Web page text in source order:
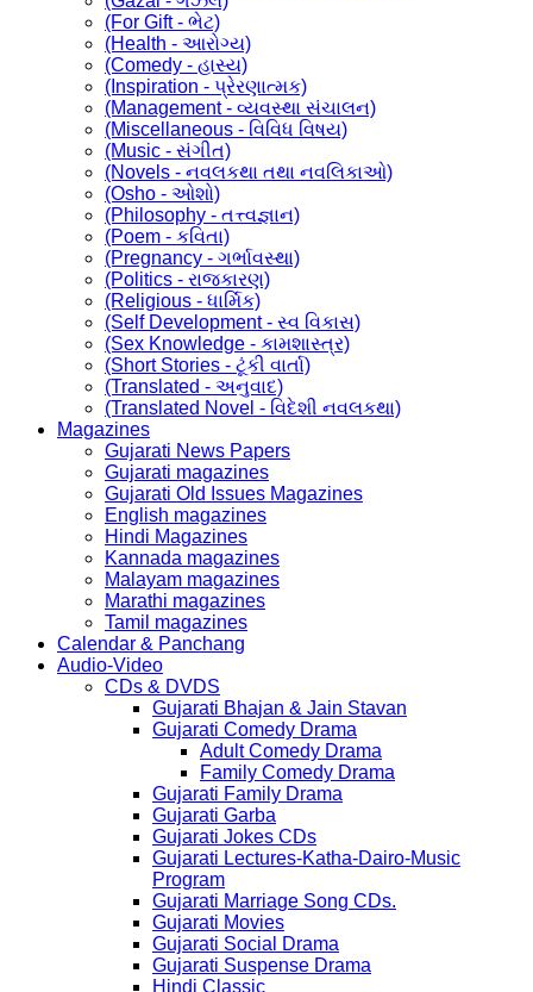
(For Gift - ભેટ)
(Health - આરોગ્ય)
(Comedy - હાસ્ય)
(Inspiration - પ્રેરણાત્મક)
(Management - વ્યવસ્થા સંચાલન)
(Miscellaneous - વિવિધ વિષય)
(Music - સંગીત)
(Novels - નવલકથા તથા નવલિકાઓ)
(Osho - ઓશો)
(Philosophy - તત્ત્વજ્ઞાન)
(Poem - કવિતા)
(Pregnancy - ગર્ભાવસ્થા)
(Politics - રાજકારણ)
(Religious - ધાર્મિક)
(Self Development - સ્વ વિકાસ)
(Sex Knowledge - કામશાસ્ત્ર)
(Short Stories - ટૂંકી વાર્તા)
(Translated - અનુવાદ)
(Translated Novel - વિદેશી નવલકથા)
Magazines
Gujarati News Papers
Gujarati magazines
Gujarati Old Issues Magazines
English magazines
Hindi Magazines
Kannada magazines
Malayam magazines
Marathi magazines
Tamil magazines
Calendar & Panchang
Audio-Video
CDs & DVDS
Gujarati Bhajan & Jain Stavan
Gujarati Comedy Drama
Adult Comedy Drama
Family Comedy Drama
Gujarati Family Drama
Gujarati Garba
Gujarati Jokes CDs
Gujarati Lectures-Katha-Dairo-Music
Program
Gujarati Marriage Song CDs.
Gujarati Movies
Gujarati Social Drama
Gujarati Suspense Drama
Hindi Classic